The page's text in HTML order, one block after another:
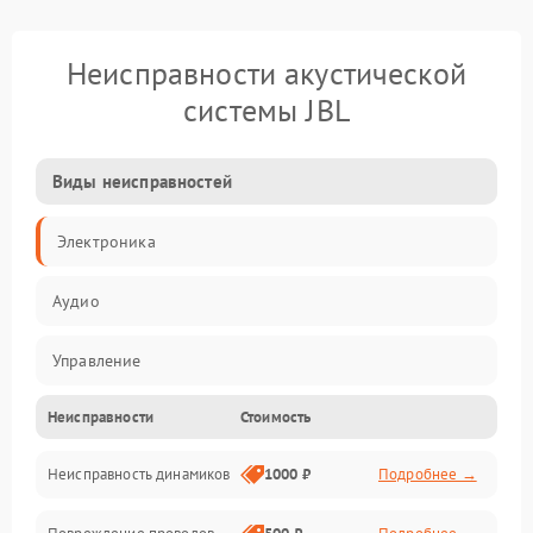
Неисправности акустической
системы JBL
Виды неисправностей
Электроника
Аудио
Управление
Электропитание
Связь
Неисправности Стоимость
Неисправность динамиков 1000 ₽ Подробнее →